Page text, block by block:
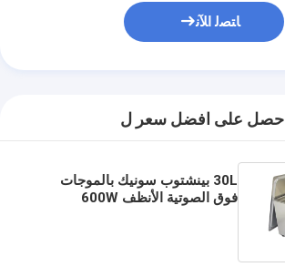
ﺎﺘﺼﻟ ﺍﻶﻧ
احصل على افضل سعر ل
30L بينشتوب سونيك بالموجات
فوق الصوتية الأنظف 600W